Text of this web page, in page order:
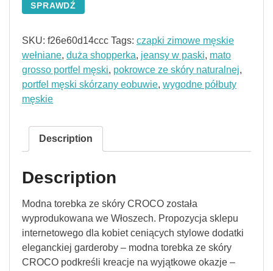
SPRAWDŹ
SKU: f26e60d14ccc Tags: czapki zimowe męskie
wełniane, duża shopperka, jeansy w paski, mato
grosso portfel męski, pokrowce ze skóry naturalnej,
portfel męski skórzany eobuwie, wygodne półbuty
męskie
Description
Description
Modna torebka ze skóry CROCO została
wyprodukowana we Włoszech. Propozycja sklepu
internetowego dla kobiet ceniących stylowe dodatki
eleganckiej garderoby – modna torebka ze skóry
CROCO podkreśli kreacje na wyjątkowe okazje –